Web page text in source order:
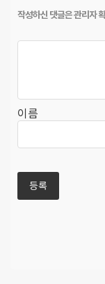
이름